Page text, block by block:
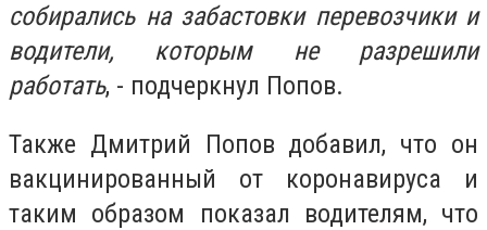
собирались на забастовки перевозчики и
водители, которым не разрешили
работать, - подчеркнул Попов.
Также Дмитрий Попов добавил, что он
вакцинированный от коронавируса и
таким образом показал водителям, что